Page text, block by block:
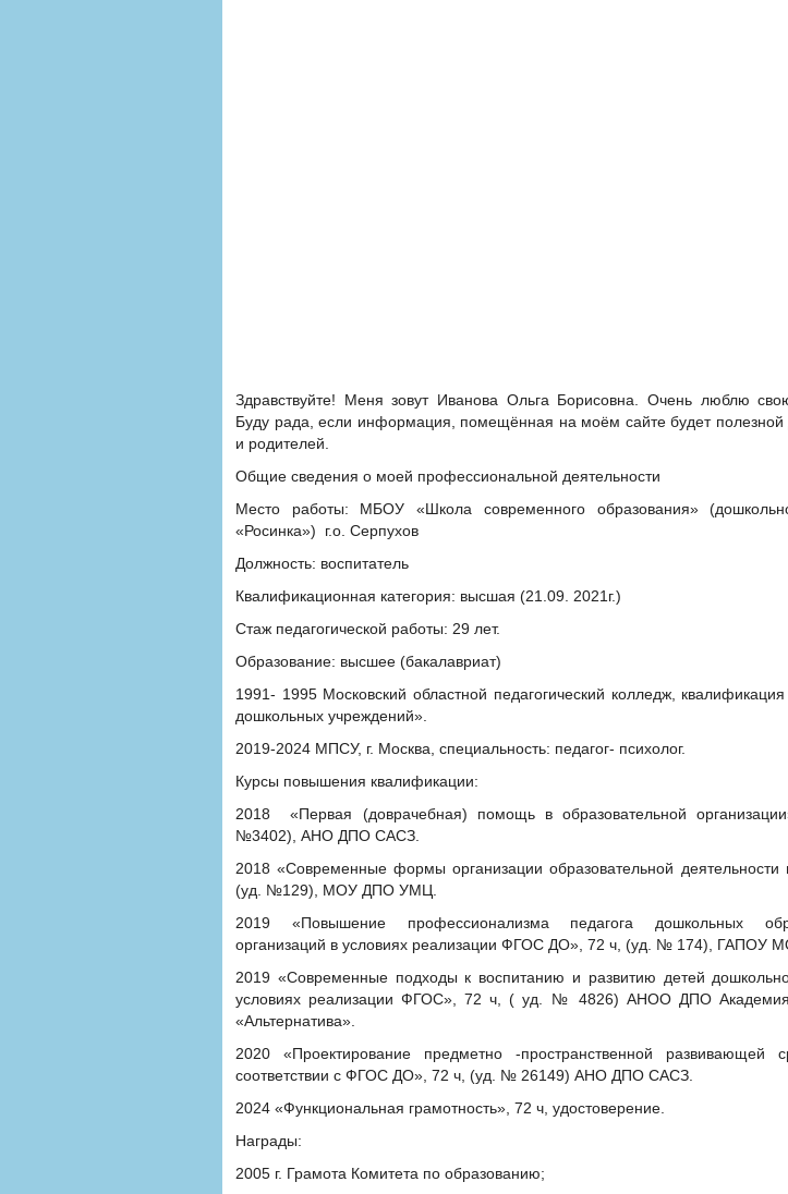
Здравствуйте! Меня зовут Иванова Ольга Борисовна. Очень люблю
Буду рада, если информация, помещённая на моём сайте будет полезной
и родителей.
Общие сведения о моей профессиональной деятельности
Место работы: МБОУ «Школа современного образования»
«Росинка») г.о. Серпухов
Должность: воспитатель
Квалификационная категория: высшая (21.09. 2021г.)
Стаж педагогической работы: 29 лет.
Образование: высшее (бакалавриат)
1991- 1995 Московский областной педагогический колледж,
дошкольных учреждений».
2019-2024 МПСУ, г. Москва, специальность: педагог- психолог.
Курсы повышения квалификации:
2018 «Первая (доврачебная) помощь в образовательной
№3402), АНО ДПО САСЗ.
2018 «Современные формы организации образовательной деятельности
(уд. №129), МОУ ДПО УМЦ.
2019 «Повышение профессионализма педагога дошкольных
организаций в условиях реализации ФГОС ДО», 72 ч, (уд. № 174), ГАПОУ
2019 «Современные подходы к воспитанию и развитию детей
условиях реализации ФГОС», 72 ч, ( уд. № 4826) АНОО ДПО Академия
«Альтернатива».
2020 «Проектирование предметно -пространственной
соответствии с ФГОС ДО», 72 ч, (уд. № 26149) АНО ДПО САСЗ.
2024 «Функциональная грамотность», 72 ч, удостоверение.
Награды:
2005 г. Грамота Комитета по образованию;